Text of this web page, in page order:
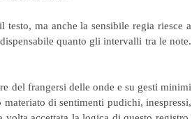
ma anche la sensibile regia riesce a
quanto gli intervalli tra le note.
del frangersi delle onde e su gesti minimi
di sentimenti pudichi, inespressi,